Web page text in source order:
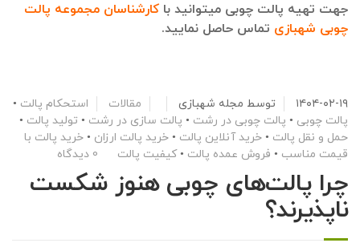
جهت تهیه پالت چوبی میتوانید با کارشناسان مجموعه پالت
چوبی شهبازی تماس حاصل نمایید.
۱۴۰۴-۰۲-۱۹ توسط مجله شهبازی مقالات استحکام پالت •
پالت چوبی • پالت چوبی در رشت • پالت سازی در رشت • تولید پالت •
حمل و نقل پالت • خرید آنلاین پالت • خرید پالت ارزان • خرید پالت با
قیمت مناسب • فروش عمده پالت •کیفیت پالت 0 دیدگاه
چرا پالت‌های چوبی هنوز شکست‌
ناپذیرند؟